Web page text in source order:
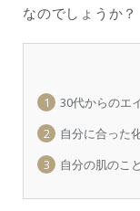
なのでしょうか？
1
30代からのエ
2
自分に合った
3
自分の肌のこ